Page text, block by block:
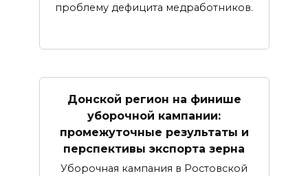
проблему дефицита медработников.
Донской регион на финише
уборочной кампании:
промежуточные результаты и
перспективы экспорта зерна
Уборочная кампания в Ростовской